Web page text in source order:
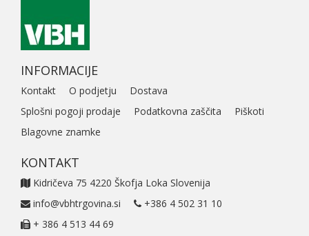
INFORMACIJE
Kontakt O podjetju
Dostava
Splošni pogoji prodaje
Podatkovna zaščita
Piškoti
Blagovne znamke
KONTAKT
Kidričeva 75 4220 Škofja Loka Slovenija
info@vbhtrgovina.si
+386 4 502 31 10
+ 386 4 513 44 69